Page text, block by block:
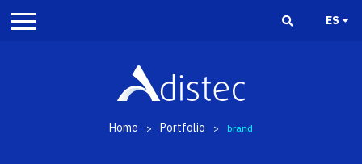
ES
Home > Portfolio > brand